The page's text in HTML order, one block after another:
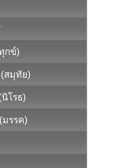
กข์)
สมุทัย)
โรธ)
มรรค)